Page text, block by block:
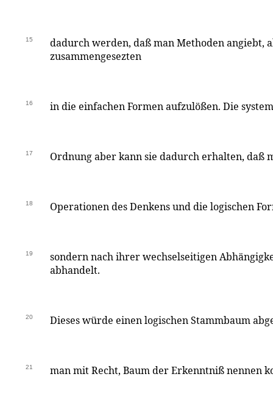
15
dadurch werden, daß man Methoden angiebt,
zusammengesezten
16 in die einfachen Formen aufzulößen. Die
17 Ordnung aber kann sie dadurch erhalten, daß
18 Operationen des Denkens und die logischen
19
sondern nach ihrer wechselseitigen
abhandelt.
20 Dieses würde einen logischen Stammbaum
21 man mit Recht, Baum der Erkenntniß nennen